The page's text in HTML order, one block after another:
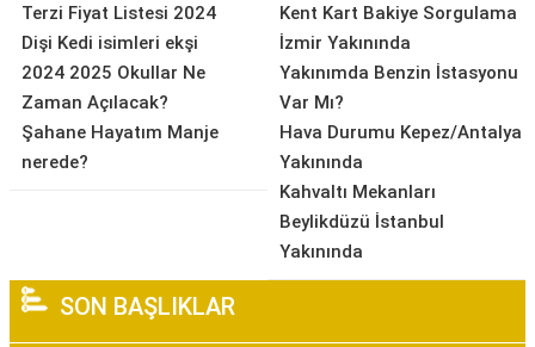
Terzi Fiyat Listesi 2024
Dişi Kedi isimleri ekşi
2024 2025 Okullar Ne
Zaman Açılacak?
Şahane Hayatım Manje
nerede?
Kent Kart Bakiye Sorgulama
İzmir Yakınında
Yakınımda Benzin İstasyonu
Var Mı?
Hava Durumu Kepez/Antalya
Yakınında
Kahvaltı Mekanları
Beylikdüzü İstanbul
Yakınında
SON BAŞLIKLAR